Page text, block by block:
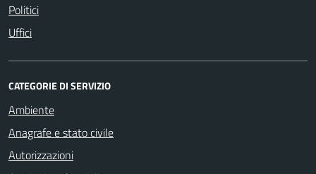
Politici
Uffici
CATEGORIE DI SERVIZIO
Ambiente
Anagrafe e stato civile
Autorizzazioni